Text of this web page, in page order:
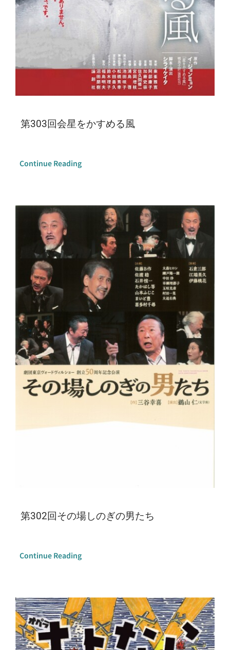
第303回会星をかすめる風
Continue Reading
第302回その場しのぎの男たち
Continue Reading